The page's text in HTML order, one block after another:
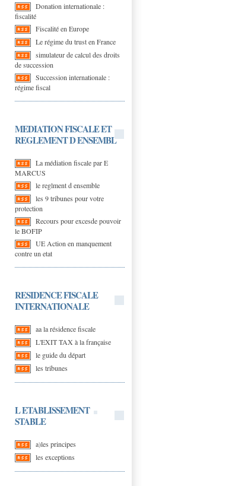
Donation internationale :
fiscalité
Fiscalité en Europe
Le régime du trust en France
simulateur de calcul des droits
de succession
Succession internationale :
régime fiscal
MEDIATION FISCALE ET
REGLEMENT D ENSEMBL
La médiation fiscale par E
MARCUS
le reglment d ensemble
les 9 tribunes pour votre
protection
Recours pour excesde pouvoir
le BOFIP
UE Action en manquement
contre un etat
RESIDENCE FISCALE
INTERNATIONALE
aa la résidence fiscale
L'EXIT TAX à la française
le guide du départ
les tribunes
L ETABLISSEMENT
STABLE
a)les principes
les exceptions